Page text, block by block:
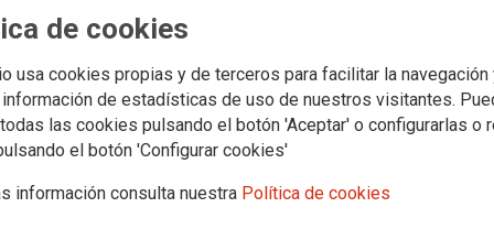
de cookies
usa cookies propias y de terceros para facilitar la navegación
de estadísticas de uso de nuestros visitantes.
las cookies pulsando el botón 'Aceptar' o configurarlas o
el botón 'Configurar cookies'
información consulta nuestra Política de cookies
CCOO recibe a una
del sindicato alemán IG
IG Metall ha visitado estos días Madrid para
del país, conocer de primera mano la estructura